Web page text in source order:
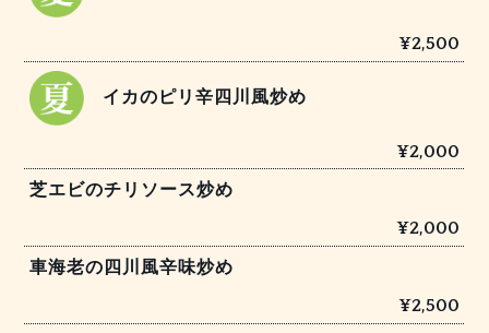
¥2,500
イカのピリ辛四川風炒め
¥2,000
芝エビのチリソース炒め
¥2,000
車海老の四川風辛味炒め
¥2,500